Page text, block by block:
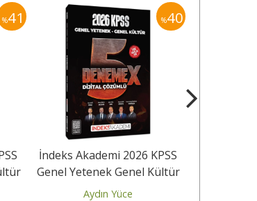
%41 %40
İndeks Akademi 2026 KPSS
Genel Yetenek Genel Kültür
5 DenemeX Çözümlü
Aydın Yüce